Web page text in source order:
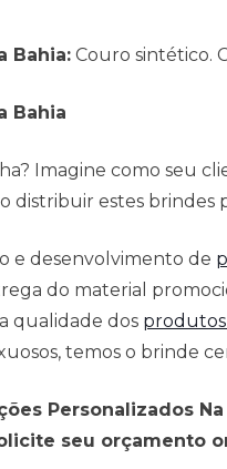
Bahia: Couro sintético.
Bahia
Imagine como seu
distribuir estes brindes
e desenvolvimento de
do material
qualidade dos produtos
temos o brinde
Personalizados
seu orçamento